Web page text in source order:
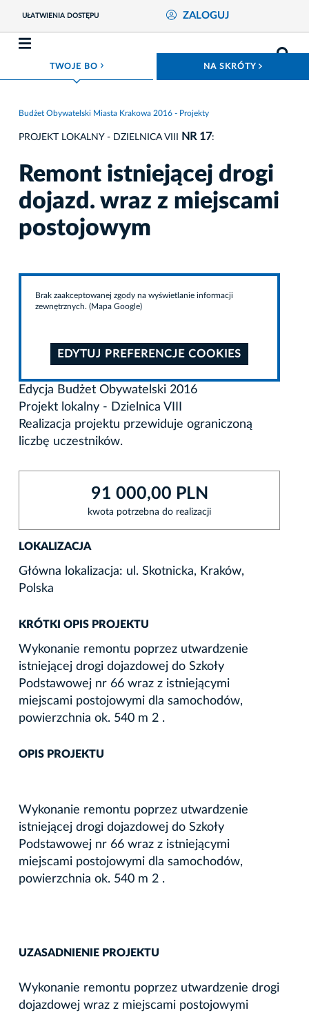
UŁATWIENIA DOSTĘPU ZALOGUJ
TWOJE BO ROZWIŃ MENU NA SKRÓTY
Budżet Obywatelski Miasta Krakowa 2016 - Projekty
PROJEKT LOKALNY - DZIELNICA VIII NR 17:
Remont istniejącej drogi
dojazd. wraz z miejscami
postojowym
Brak zaakceptowanej zgody na wyświetlanie informacji
zewnętrznych. (Mapa Google)
EDYTUJ PREFERENCJE COOKIES
Edycja Budżet Obywatelski 2016
Projekt lokalny - Dzielnica VIII
Realizacja projektu przewiduje ograniczoną
liczbę uczestników.
91 000,00 PLN
kwota potrzebna do realizacji
LOKALIZACJA
Główna lokalizacja: ul. Skotnicka, Kraków,
Polska
KRÓTKI OPIS PROJEKTU
Wykonanie remontu poprzez utwardzenie
istniejącej drogi dojazdowej do Szkoły
Podstawowej nr 66 wraz z istniejącymi
miejscami postojowymi dla samochodów,
powierzchnia ok. 540 m 2 .
OPIS PROJEKTU
Wykonanie remontu poprzez utwardzenie
istniejącej drogi dojazdowej do Szkoły
Podstawowej nr 66 wraz z istniejącymi
miejscami postojowymi dla samochodów,
powierzchnia ok. 540 m 2 .
UZASADNIENIE PROJEKTU
Wykonanie remontu poprzez utwardzenie drogi
dojazdowej wraz z miejscami postojowymi